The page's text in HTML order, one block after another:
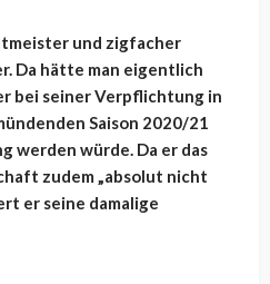
und zigfacher
Da hätte man eigentlich
bei seiner Verpflichtung in
Saison 2020/21
werden würde. Da er das
zudem „absolut nicht
er seine damalige